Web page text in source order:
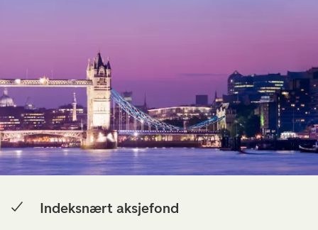
Indeksnært aksjefond